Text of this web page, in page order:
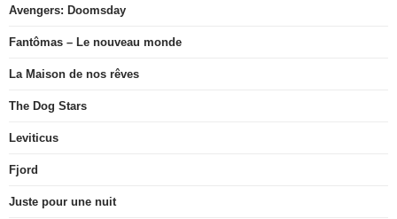
Avengers: Doomsday
Fantômas – Le nouveau monde
La Maison de nos rêves
The Dog Stars
Leviticus
Fjord
Juste pour une nuit